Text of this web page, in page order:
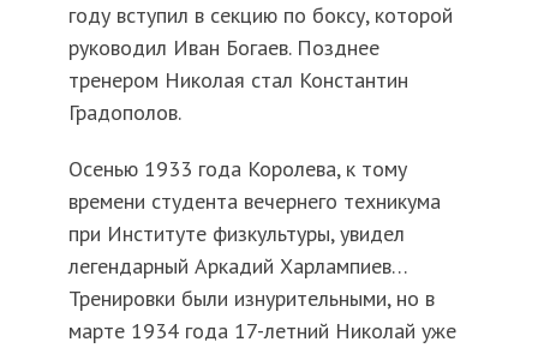
году вступил в секцию по боксу, которой
руководил Иван Богаев. Позднее
тренером Николая стал Константин
Градополов.
Осенью 1933 года Королева, к тому
времени студента вечернего техникума
при Институте физкультуры, увидел
легендарный Аркадий Харлампиев…
Тренировки были изнурительными, но в
марте 1934 года 17-летний Николай уже